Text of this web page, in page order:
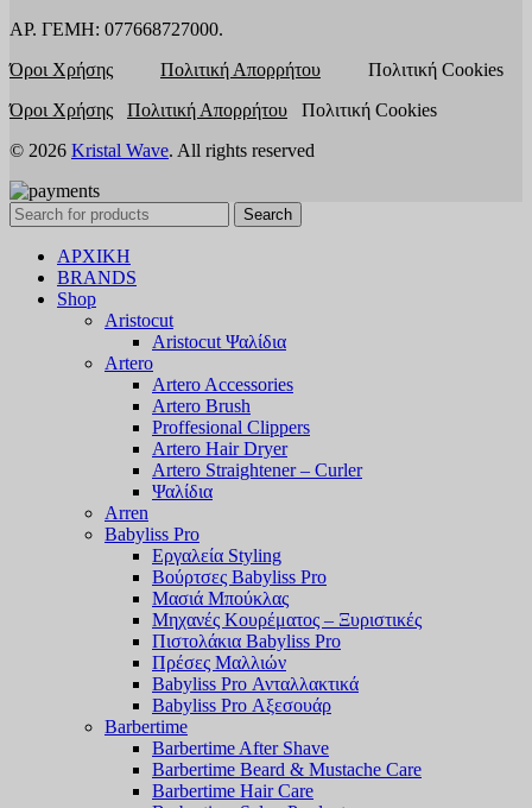
ΑΡ. ΓΕΜΗ: 077668727000.
Όροι Χρήσης
Πολιτική Απορρήτου Πολιτική Cookies
Όροι Χρήσης
Πολιτική Απορρήτου Πολιτική Cookies
© 2026 Kristal Wave. All rights reserved
Search
ΑΡΧΙΚΗ
BRANDS
Shop
Aristocut
Aristocut Ψαλίδια
Artero
Artero Accessories
Artero Brush
Proffesional Clippers
Artero Hair Dryer
Artero Straightener – Curler
Ψαλίδια
Arren
Babyliss Pro
Εργαλεία Styling
Βούρτσες Babyliss Pro
Μασιά Μπούκλας
Μηχανές Κουρέματος – Ξυριστικές
Πιστολάκια Babyliss Pro
Πρέσες Μαλλιών
Babyliss Pro Ανταλλακτικά
Babyliss Pro Αξεσουάρ
Barbertime
Barbertime After Shave
Barbertime Beard & Mustache Care
Barbertime Hair Care